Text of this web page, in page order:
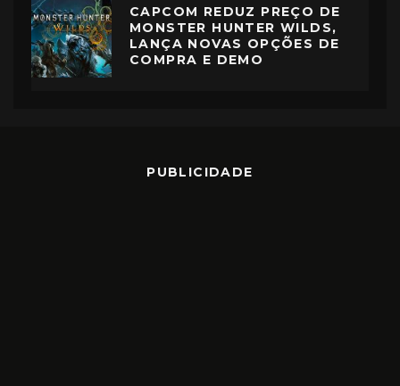
CAPCOM REDUZ PREÇO DE
MONSTER HUNTER WILDS,
LANÇA NOVAS OPÇÕES DE
COMPRA E DEMO
PUBLICIDADE